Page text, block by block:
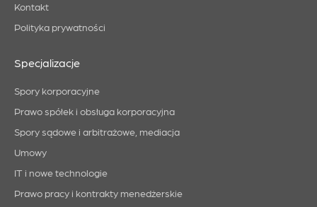
Kontakt
Polityka prywatności
Specjalizacje
Spory korporacyjne
Prawo spółek i obsługa korporacyjna
Spory sądowe i arbitrażowe, mediacja
Umowy
IT i nowe technologie
Prawo pracy i kontrakty menedżerskie